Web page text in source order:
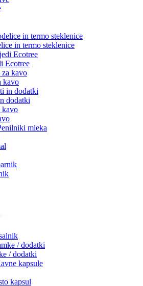
in termo steklenice
Ecotree
kavo
dodatki
mleka
/ dodatki
kapsule